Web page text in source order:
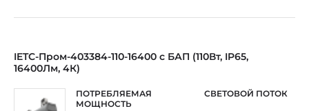
IETC-Пром-403384-110-16400 с БАП (110Вт, IP65,
16400Лм, 4К)